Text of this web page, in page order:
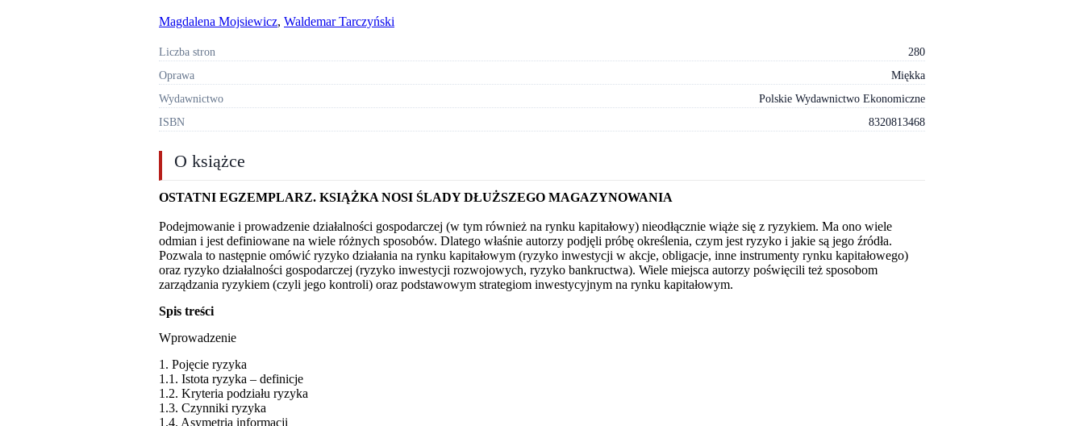
Magdalena Mojsiewicz, Waldemar Tarczyński
Liczba stron
280
Oprawa
Miękka
Wydawnictwo
Polskie Wydawnictwo Ekonomiczne
ISBN
8320813468
O książce
OSTATNI EGZEMPLARZ. KSIĄŻKA NOSI ŚLADY DŁUŻSZEGO MAGAZYNOWANIA
Podejmowanie i prowadzenie działalności gospodarczej (w tym również na rynku kapitałowy) nieodłącznie wiąże się z ryzykiem. Ma ono wiele
odmian i jest definiowane na wiele różnych sposobów. Dlatego właśnie autorzy podjęli próbę określenia, czym jest ryzyko i jakie są jego źródła.
Pozwala to następnie omówić ryzyko działania na rynku kapitałowym (ryzyko inwestycji w akcje, obligacje, inne instrumenty rynku kapitałowego)
oraz ryzyko działalności gospodarczej (ryzyko inwestycji rozwojowych, ryzyko bankructwa). Wiele miejsca autorzy poświęcili też sposobom
zarządzania ryzykiem (czyli jego kontroli) oraz podstawowym strategiom inwestycyjnym na rynku kapitałowym.
Spis treści
Wprowadzenie
1. Pojęcie ryzyka
1.1. Istota ryzyka – definicje
1.2. Kryteria podziału ryzyka
1.3. Czynniki ryzyka
1.4. Asymetria informacji